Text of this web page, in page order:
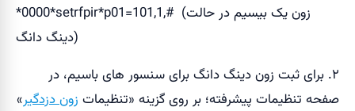
*0000*setrfpir*p01=101,1,# (زون یک بیسیم در حالت
دینگ دانگ)
۲. برای ثبت زون دینگ دانگ برای سنسور های باسیم، در
صفحه تنظیمات پیشرفته؛ بر روی گزینه «تنظیمات زون دزدگیر»